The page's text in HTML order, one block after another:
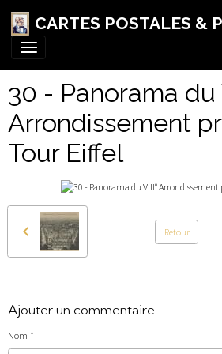
CARTES POSTALES &
30 - Panorama du
Arrondissement
Tour Eiffel
Retour
Ajouter un commentaire
Nom